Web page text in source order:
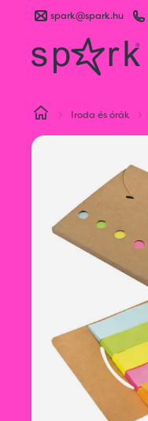
spark@spark.hu
Iroda és órák